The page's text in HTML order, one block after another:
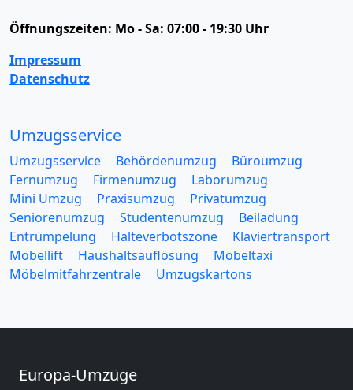
Öffnungszeiten: Mo - Sa: 07:00 - 19:30 Uhr
Impressum
Datenschutz
Umzugsservice
Umzugsservice Behördenumzug
Büroumzug
Fernumzug
Firmenumzug
Laborumzug
Mini Umzug
Praxisumzug
Privatumzug
Seniorenumzug
Studentenumzug
Beiladung
Entrümpelung
Halteverbotszone
Klaviertransport
Möbellift
Haushaltsauflösung
Möbeltaxi
Möbelmitfahrzentrale
Umzugskartons
Europa-Umzüge